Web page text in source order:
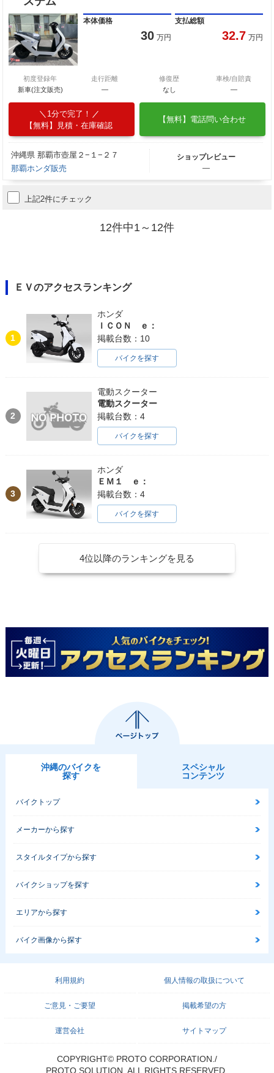
本体価格
30 万円
支払総額
32.7 万円
初度登録年
新車(注文販売)
走行距離
―
修復歴
なし
車検/自賠責
―
1分で完了！
【無料】見積・在庫確認
【無料】電話問い合わせ
沖縄県 那覇市壺屋２−１−２７
那覇ホンダ販売
ショップレビュー
―
上記2件にチェック
12件中1～12件
ＥＶのアクセスランキング
1
ホンダ
ＩＣＯＮ ｅ：
掲載台数：10
バイクを探す
2
電動スクーター
電動スクーター
掲載台数：4
バイクを探す
3
ホンダ
ＥＭ１ ｅ：
掲載台数：4
バイクを探す
4位以降のランキングを見る
沖縄のバイクを
探す
スペシャル
コンテンツ
バイクトップ
メーカーから探す
スタイルタイプから探す
バイクショップを探す
エリアから探す
バイク画像から探す
利用規約 個人情報の取扱について
ご意見・ご要望 掲載希望の方
運営会社 サイトマップ
COPYRIGHT© PROTO CORPORATION./
PROTO SOLUTION. ALL RIGHTS RESERVED.